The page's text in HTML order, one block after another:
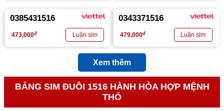
0385431516
473,000đ
0343371516
479,000đ
Xem thêm
BẢNG SIM ĐUÔI 1516 HÀNH HỎA HỢP MỆNH
THỔ